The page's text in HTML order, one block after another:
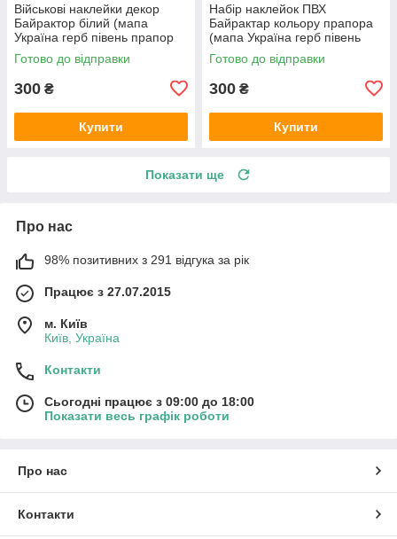
Військові наклейки декор
Байрактор білий (мапа
Україна герб півень прапор
бандеролька) матова
Готово до відправки
300 ₴
Купити
Набір наклейок ПВХ
Байрактар кольору прапора
(мапа Україна герб півень
прапор бандеролька) матова
Готово до відправки
300 ₴
Купити
Показати ще
Про нас
98% позитивних з 291 відгука за рік
Працює з 27.07.2015
м. Київ
Київ, Україна
Контакти
Сьогодні працює з 09:00 до 18:00
Показати весь графік роботи
Про нас
Контакти